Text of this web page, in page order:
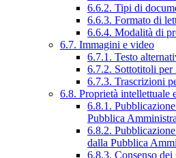
6.6.2. Tipi di
6.6.3. Formato di
6.6.4. Modalità di
6.7. Immagini e video
6.7.1. Testo
6.7.2. Sottotitoli per
6.7.3. Trascrizioni
6.8. Proprietà intellettuale
6.8.1.
Pubblica
6.8.2.
dalla Pubblica
6.8.3. Consenso